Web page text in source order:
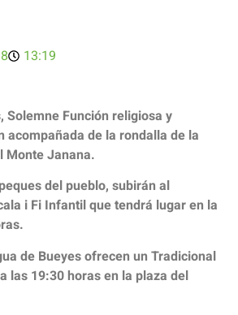
13:19
Solemne Función religiosa y
acompañada de la rondalla de la
Monte Janana.
del pueblo, subirán al
i Fi Infantil que tendrá lugar en la
de Bueyes ofrecen un Tradicional
las 19:30 horas en la plaza del